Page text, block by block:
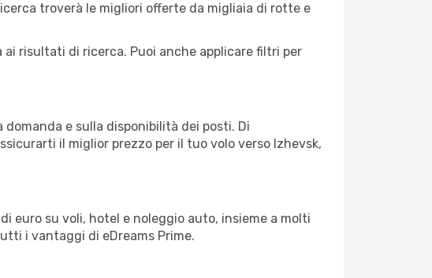
troverà le migliori offerte da migliaia di rotte e
risultati di ricerca. Puoi anche applicare filtri per
e sulla disponibilità dei posti. Di
il miglior prezzo per il tuo volo verso Izhevsk,
euro su voli, hotel e noleggio auto, insieme a molti
i vantaggi di eDreams Prime.